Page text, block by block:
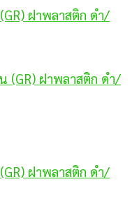
ฝาพลาสติก ดำ/
ฝาพลาสติก ดำ/